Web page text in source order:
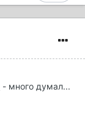
- много думал...